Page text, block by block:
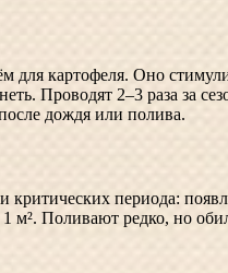
картофеля. Оно
Проводят 2–3 раза за
дождя или полива.
критических периода:
1 м². Поливают редко, но